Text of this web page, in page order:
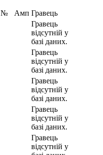
№ Амп Гравець
Гравець
відсутній у
базі даних.
Гравець
відсутній у
базі даних.
Гравець
відсутній у
базі даних.
Гравець
відсутній у
базі даних.
Гравець
відсутній у